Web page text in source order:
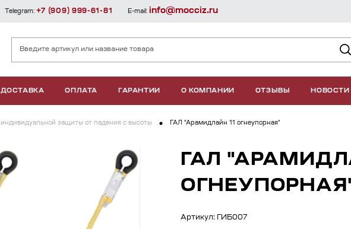
ДОСТАВКА ОПЛАТА ГАРАНТИИ О КОМПАНИИ ОТЗЫВЫ НОВОСТИ
Telegram: +7 (909) 999-61-81 E-mail: info@mocciz.ru
защиты от падения с высоты ГАЛ "Арамидлайн 11 огнеупорная"
ГАЛ
Артикул: ГИБ007